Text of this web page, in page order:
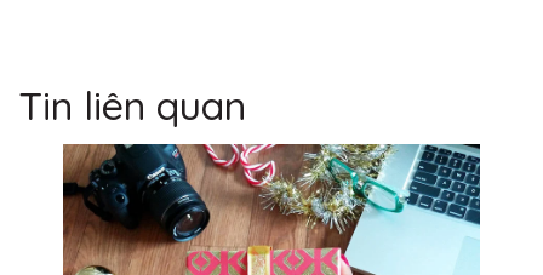
Tin liên quan